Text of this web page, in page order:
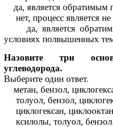
да, является обратимым
нет, процесс является
да, является
условиях полвышенных
Назовите три
углеводорода.
Выберите один ответ.
метан, бензол,
толуол, бензол,
циклогексан,
ксилолы, толуол,